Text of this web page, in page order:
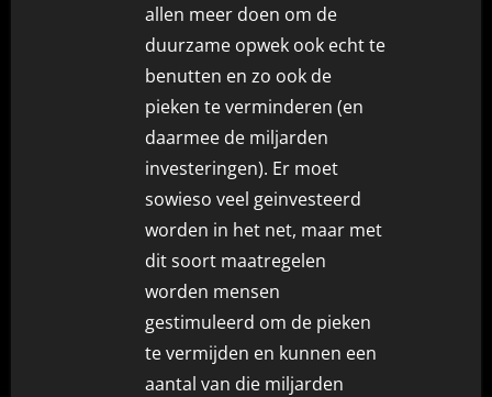
allen meer doen om de
duurzame opwek ook echt te
benutten en zo ook de
pieken te verminderen (en
daarmee de miljarden
investeringen). Er moet
sowieso veel geinvesteerd
worden in het net, maar met
dit soort maatregelen
worden mensen
gestimuleerd om de pieken
te vermijden en kunnen een
aantal van die miljarden